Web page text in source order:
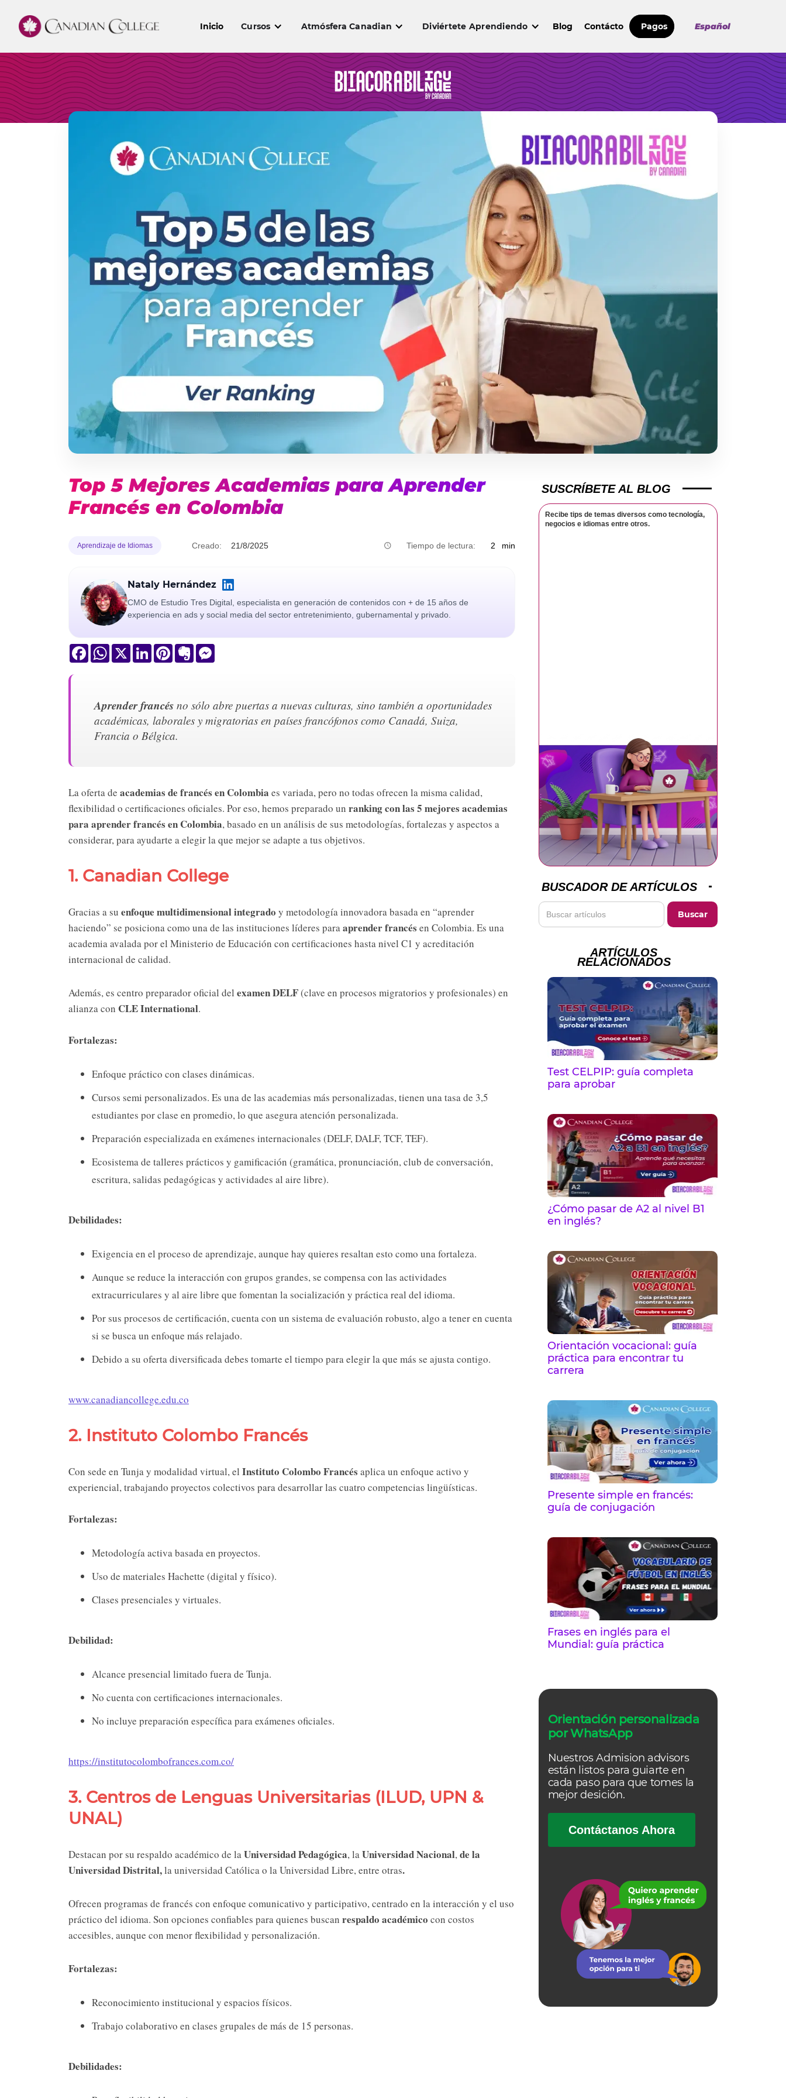
Inicio Cursos Atmósfera Canadian Diviértete Aprendiendo Blog Contácto Pagos Español
Top 5 Mejores Academias para Aprender
Francés en Colombia
Aprendizaje de Idiomas Creado: 21/8/2025 Tiempo de lectura: 2 min
Nataly Hernández
CMO de Estudio Tres Digital, especialista en generación de contenidos con + de 15 años de
experiencia en ads y social media del sector entretenimiento, gubernamental y privado.
FacebookWhatsApp
X LinkedInPinterestEvernote
Aprender francés no sólo abre puertas a nuevas culturas, sino también a oportunidades
académicas, laborales y migratorias en países francófonos como Canadá, Suiza,
Francia o Bélgica.
La oferta de academias de francés en Colombia es variada, pero no todas ofrecen la misma calidad,
flexibilidad o certificaciones oficiales. Por eso, hemos preparado un ranking con las 5 mejores academias
para aprender francés en Colombia, basado en un análisis de sus metodologías, fortalezas y aspectos a
considerar, para ayudarte a elegir la que mejor se adapte a tus objetivos.
1. Canadian College
Gracias a su enfoque multidimensional integrado y metodología innovadora basada en “aprender
haciendo” se posiciona como una de las instituciones líderes paraaprender francés en Colombia. Es una
academia avalada por el Ministerio de Educación con certificaciones hasta nivel C1 y acreditación
internacional de calidad.
Además, es centro preparador oficial del examen DELF(clave en procesos migratorios y profesionales) en
alianza con CLE International.
Fortalezas:
Enfoque práctico con clases dinámicas.
Cursos semi personalizados. Es una de las academias más personalizadas, tienen una tasa de 3,5
estudiantes por clase en promedio, lo que asegura atención personalizada.
Preparación especializada en exámenes internacionales (DELF, DALF, TCF, TEF).
Ecosistema de talleres prácticos y gamificación (gramática, pronunciación, club de conversación,
escritura, salidas pedagógicas y actividades al aire libre).
Debilidades:
Exigencia en el proceso de aprendizaje, aunque hay quieres resaltan esto como una fortaleza.
Aunque se reduce la interacción con grupos grandes, se compensa con las actividades
extracurriculares y al aire libre que fomentan la socialización y práctica real del idioma.
Por sus procesos de certificación, cuenta con un sistema de evaluación robusto, algo a tener en cuenta
si se busca un enfoque más relajado.
Debido a su oferta diversificada debes tomarte el tiempo para elegir la que más se ajusta contigo.
www.canadiancollege.edu.co
2. Instituto Colombo Francés
Con sede en Tunja y modalidad virtual, el Instituto Colombo Francés aplica un enfoque activo y
experiencial, trabajando proyectos colectivos para desarrollar las cuatro competencias lingüísticas.
Fortalezas:
Metodología activa basada en proyectos.
Uso de materiales Hachette (digital y físico).
Clases presenciales y virtuales.
Debilidad:
Alcance presencial limitado fuera de Tunja.
No cuenta con certificaciones internacionales.
No incluye preparación específica para exámenes oficiales.
https://institutocolombofrances.com.co/
3. Centros de Lenguas Universitarias (ILUD, UPN &
UNAL)
Destacan por su respaldo académico de laUniversidad Pedagógica, laUniversidad Nacional,de la
Universidad Distrital,la universidad Católica o la Universidad Libre, entre otras.
Ofrecen programas de francés con enfoque comunicativo y participativo, centrado en la interacción y el uso
práctico del idioma. Son opciones confiables para quienes buscan respaldo académico con costos
accesibles, aunque con menor flexibilidad y personalización.
Fortalezas:
Reconocimiento institucional y espacios físicos.
Trabajo colaborativo en clases grupales de más de 15 personas.
Debilidades:
SUSCRÍBETE AL BLOG
Recibe tips de temas diversos como tecnología,
negocios e idiomas entre otros.
BUSCADOR DE ARTÍCULOS
ARTÍCULOS
RELACIONADOS
Test CELPIP: guía completa
para aprobar
¿Cómo pasar de A2 al nivel B1
en inglés?
Orientación vocacional: guía
práctica para encontrar tu
carrera
Presente simple en francés:
guía de conjugación
Frases en inglés para el
Mundial: guía práctica
Orientación personalizada
por WhatsApp
Nuestros Admision advisors
están listos para guiarte en
cada paso para que tomes la
mejor desición.
Contáctanos Ahora